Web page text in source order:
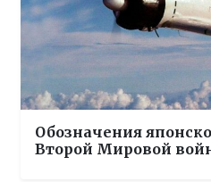
Обозначения
Второй Мировой